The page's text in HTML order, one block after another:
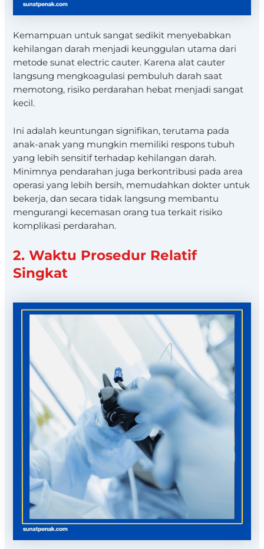
Kemampuan untuk sangat sedikit menyebabkan
kehilangan darah menjadi keunggulan utama dari
metode sunat electric cauter. Karena alat cauter
langsung mengkoagulasi pembuluh darah saat
memotong, risiko perdarahan hebat menjadi sangat
kecil.
Ini adalah keuntungan signifikan, terutama pada
anak-anak yang mungkin memiliki respons tubuh
yang lebih sensitif terhadap kehilangan darah.
Minimnya pendarahan juga berkontribusi pada area
operasi yang lebih bersih, memudahkan dokter untuk
bekerja, dan secara tidak langsung membantu
mengurangi kecemasan orang tua terkait risiko
komplikasi perdarahan.
2. Waktu Prosedur Relatif
Singkat